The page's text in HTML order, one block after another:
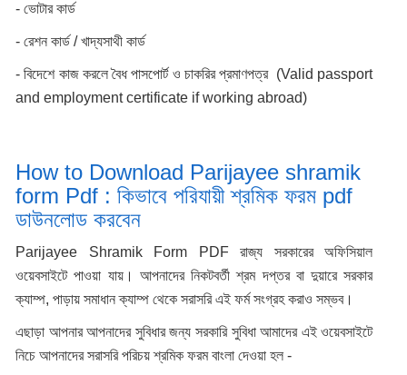
- ভোটার কার্ড
- রেশন কার্ড / খাদ্যসাথী কার্ড
- বিদেশে কাজ করলে বৈধ পাসপোর্ট ও চাকরির প্রমাণপত্র (Valid passport
and employment certificate if working abroad)
How to Download Parijayee shramik
form Pdf : কিভাবে পরিযায়ী শ্রমিক ফরম pdf
ডাউনলোড করবেন
Parijayee Shramik Form PDF রাজ্য সরকারের অফিসিয়াল
ওয়েবসাইটে পাওয়া যায়। আপনাদের নিকটবর্তী শ্রম দপ্তর বা দুয়ারে সরকার
ক্যাম্প, পাড়ায় সমাধান ক্যাম্প থেকে সরাসরি এই ফর্ম সংগ্রহ করাও সম্ভব।
এছাড়া আপনার আপনাদের সুবিধার জন্য সরকারি সুবিধা আমাদের এই ওয়েবসাইটে
নিচে আপনাদের সরাসরি পরিচয় শ্রমিক ফরম বাংলা দেওয়া হল -